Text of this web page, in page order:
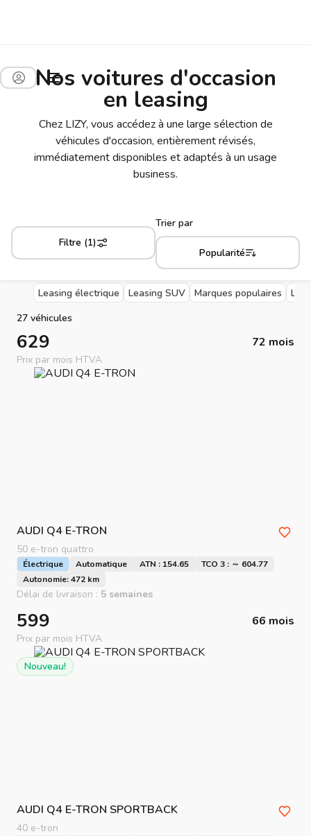
Nos voitures d'occasion
en leasing
Chez LIZY, vous accédez à une large sélection de
véhicules d'occasion, entièrement révisés,
immédiatement disponibles et adaptés à un usage
business.
Filtre (1)
Trier par
Popularité
Leasing électrique Leasing SUV Marques populaires
27 véhicules
629 72 mois
Prix par mois HTVA
AUDI Q4 E-TRON
50 e-tron quattro
Électrique Automatique ATN : 154.65
TCO 3 : ～ 604.77
Autonomie: 472 km
Délai de livraison : 5 semaines
599 66 mois
Prix par mois HTVA
Nouveau!
AUDI Q4 E-TRON SPORTBACK
40 e-tron